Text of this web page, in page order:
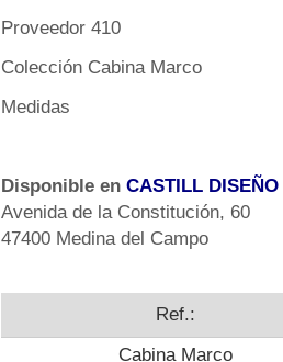
Proveedor 410
Colección Cabina Marco
Medidas
Disponible en CASTILL DISEÑO
Avenida de la Constitución, 60
47400 Medina del Campo
Ref.:
Cabina Marco